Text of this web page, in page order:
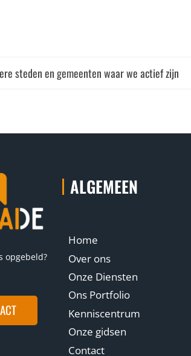
steden en gemeenten waar we actief zijn
opgebeld?
ALGEMEEN
Home
Over ons
Onze Diensten
Ons Portfolio
Kenniscentrum
Onze gidsen
Contact